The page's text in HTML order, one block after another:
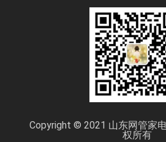
Copyright © 2021 山东网管家
权所有